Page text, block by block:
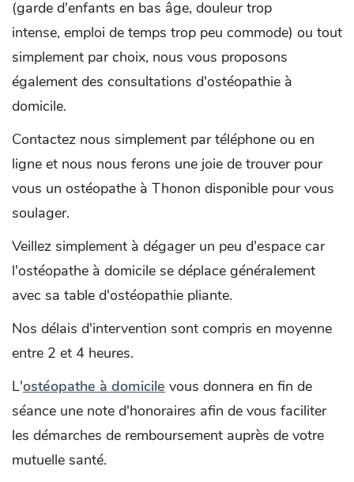
(garde d'enfants en bas âge, douleur trop
intense, emploi de temps trop peu commode) ou tout
simplement par choix, nous vous proposons
également des consultations d'ostéopathie à
domicile.
Contactez nous simplement par téléphone ou en
ligne et nous nous ferons une joie de trouver pour
vous un ostéopathe à Thonon disponible pour vous
soulager.
Veillez simplement à dégager un peu d'espace car
l'ostéopathe à domicile se déplace généralement
avec sa table d'ostéopathie pliante.
Nos délais d'intervention sont compris en moyenne
entre 2 et 4 heures.
L'ostéopathe à domicile vous donnera en fin de
séance une note d'honoraires afin de vous faciliter
les démarches de remboursement auprès de votre
mutuelle santé.